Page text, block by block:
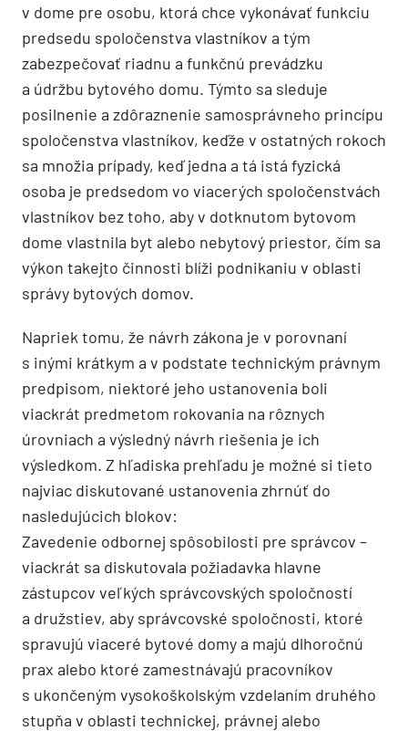
v dome pre osobu, ktorá chce vykonávať funkciu
predsedu spoločenstva vlastníkov a tým
zabezpečovať riadnu a funkčnú prevádzku
a údržbu bytového domu. Týmto sa sleduje
posilnenie a zdôraznenie samosprávneho princípu
spoločenstva vlastníkov, keďže v ostatných rokoch
sa množia prípady, keď jedna a tá istá fyzická
osoba je predsedom vo viacerých spoločenstvách
vlastníkov bez toho, aby v dotknutom bytovom
dome vlastnila byt alebo nebytový priestor, čím sa
výkon takejto činnosti blíži podnikaniu v oblasti
správy bytových domov.
Napriek tomu, že návrh zákona je v porovnaní
s inými krátkym a v podstate technickým právnym
predpisom, niektoré jeho ustanovenia boli
viackrát predmetom rokovania na rôznych
úrovniach a výsledný návrh riešenia je ich
výsledkom. Z hľadiska prehľadu je možné si tieto
najviac diskutované ustanovenia zhrnúť do
nasledujúcich blokov:
Zavedenie odbornej spôsobilosti pre správcov –
viackrát sa diskutovala požiadavka hlavne
zástupcov veľkých správcovských spoločností
a družstiev, aby správcovské spoločnosti, ktoré
spravujú viaceré bytové domy a majú dlhoročnú
prax alebo ktoré zamestnávajú pracovníkov
s ukončeným vysokoškolským vzdelaním druhého
stupňa v oblasti technickej, právnej alebo